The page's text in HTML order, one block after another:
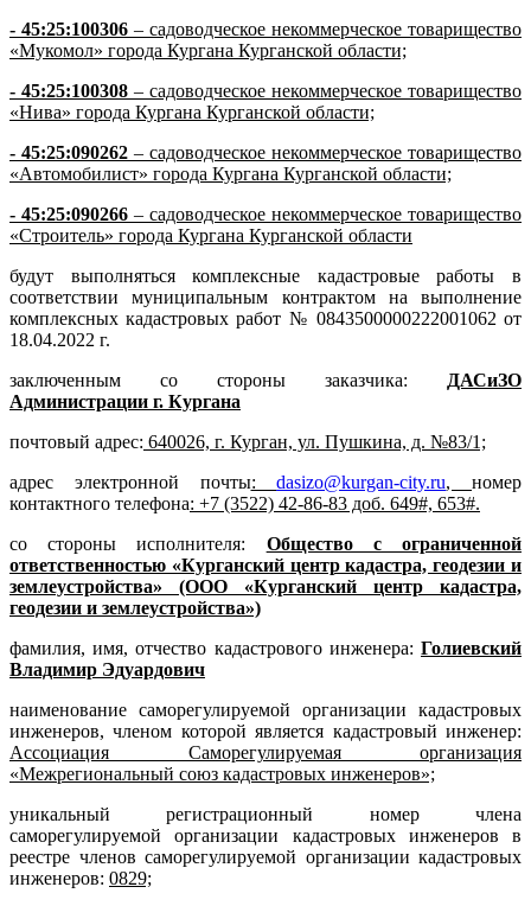
- 45:25:100306 – садоводческое некоммерческое товарищество
«Мукомол» города Кургана Курганской области;
- 45:25:100308 – садоводческое некоммерческое товарищество
«Нива» города Кургана Курганской области;
- 45:25:090262 – садоводческое некоммерческое товарищество
«Автомобилист» города Кургана Курганской области;
- 45:25:090266 – садоводческое некоммерческое товарищество
«Строитель» города Кургана Курганской области
будут выполняться комплексные кадастровые работы в
соответствии муниципальным контрактом на выполнение
комплексных кадастровых работ № 0843500000222001062 от
18.04.2022 г.
заключенным со стороны заказчика:
ДАСиЗО
Администрации г. Кургана
почтовый адрес: 640026, г. Курган, ул. Пушкина, д. №83/1;
адрес электронной почты:dasizo@kurgan-city.ru, номер
контактного телефона: +7 (3522) 42-86-83 доб. 649#, 653#.
со стороны исполнителя: Общество с ограниченной
ответственностью «Курганский центр кадастра, геодезии и
землеустройства» (ООО «Курганский центр кадастра,
геодезии и землеустройства»)
фамилия, имя, отчество кадастрового инженера: Голиевский
Владимир Эдуардович
наименование саморегулируемой организации кадастровых
инженеров, членом которой является кадастровый инженер:
Ассоциация Саморегулируемая организация
«Межрегиональный союз кадастровых инженеров»;
уникальный регистрационный номер члена
саморегулируемой организации кадастровых инженеров в
реестре членов саморегулируемой организации кадастровых
инженеров: 0829;